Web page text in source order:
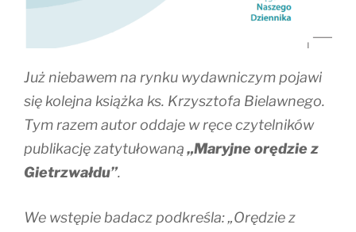
Już niebawem na rynku wydawniczym pojawi
się kolejna książka ks. Krzysztofa Bielawnego.
Tym razem autor oddaje w ręce czytelników
publikację zatytułowaną„Maryjne orędzie z
Gietrzwałdu”.
We wstępie badacz podkreśla: „Orędzie z